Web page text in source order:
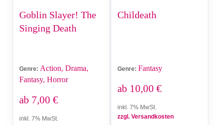
Goblin Slayer! The
Singing Death
Genre: Action, Drama,
Fantasy, Horror
ab 7,00 €
inkl. 7% MwSt.
Childeath
Genre: Fantasy
ab 10,00 €
inkl. 7% MwSt.
zzgl. Versandkosten